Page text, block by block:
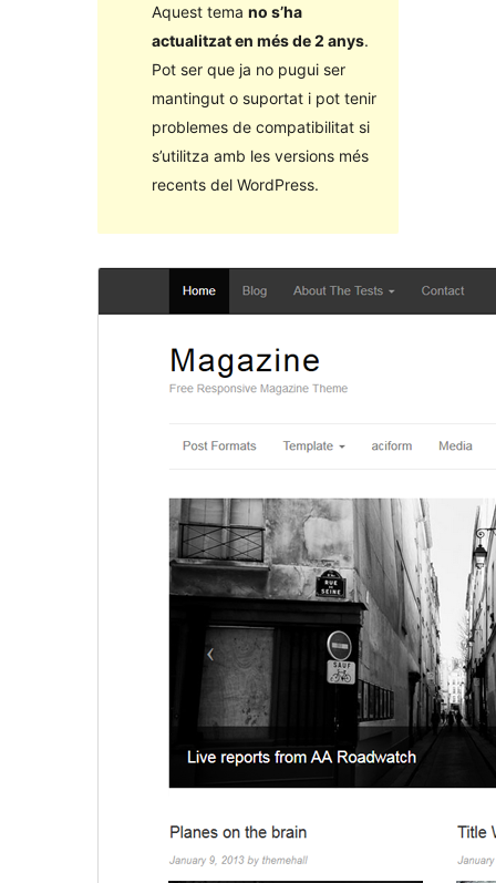
Aquest tema no s’ha
actualitzat en més de 2 anys.
Pot ser que ja no pugui ser
mantingut o suportat i pot tenir
problemes de compatibilitat si
s’utilitza amb les versions més
recents del WordPress.